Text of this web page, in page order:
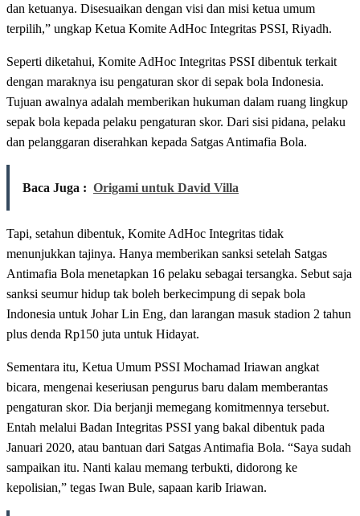
dan ketuanya. Disesuaikan dengan visi dan misi ketua umum
terpilih,” ungkap Ketua Komite AdHoc Integritas PSSI, Riyadh.
Seperti diketahui, Komite AdHoc Integritas PSSI dibentuk terkait
dengan maraknya isu pengaturan skor di sepak bola Indonesia.
Tujuan awalnya adalah memberikan hukuman dalam ruang lingkup
sepak bola kepada pelaku pengaturan skor. Dari sisi pidana, pelaku
dan pelanggaran diserahkan kepada Satgas Antimafia Bola.
Baca Juga : Origami untuk David Villa
Tapi, setahun dibentuk, Komite AdHoc Integritas tidak
menunjukkan tajinya. Hanya memberikan sanksi setelah Satgas
Antimafia Bola menetapkan 16 pelaku sebagai tersangka. Sebut saja
sanksi seumur hidup tak boleh berkecimpung di sepak bola
Indonesia untuk Johar Lin Eng, dan larangan masuk stadion 2 tahun
plus denda Rp150 juta untuk Hidayat.
Sementara itu, Ketua Umum PSSI Mochamad Iriawan angkat
bicara, mengenai keseriusan pengurus baru dalam memberantas
pengaturan skor. Dia berjanji memegang komitmennya tersebut.
Entah melalui Badan Integritas PSSI yang bakal dibentuk pada
Januari 2020, atau bantuan dari Satgas Antimafia Bola. “Saya sudah
sampaikan itu. Nanti kalau memang terbukti, didorong ke
kepolisian,” tegas Iwan Bule, sapaan karib Iriawan.